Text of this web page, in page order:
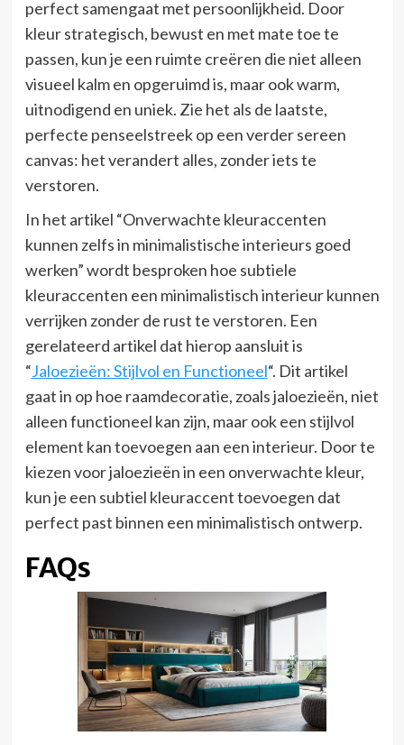
perfect samengaat met persoonlijkheid. Door
kleur strategisch, bewust en met mate toe te
passen, kun je een ruimte creëren die niet alleen
visueel kalm en opgeruimd is, maar ook warm,
uitnodigend en uniek. Zie het als de laatste,
perfecte penseelstreek op een verder sereen
canvas: het verandert alles, zonder iets te
verstoren.
In het artikel “Onverwachte kleuraccenten
kunnen zelfs in minimalistische interieurs goed
werken” wordt besproken hoe subtiele
kleuraccenten een minimalistisch interieur kunnen
verrijken zonder de rust te verstoren. Een
gerelateerd artikel dat hierop aansluit is
“Jaloezieën: Stijlvol en Functioneel“. Dit artikel
gaat in op hoe raamdecoratie, zoals jaloezieën, niet
alleen functioneel kan zijn, maar ook een stijlvol
element kan toevoegen aan een interieur. Door te
kiezen voor jaloezieën in een onverwachte kleur,
kun je een subtiel kleuraccent toevoegen dat
perfect past binnen een minimalistisch ontwerp.
FAQs